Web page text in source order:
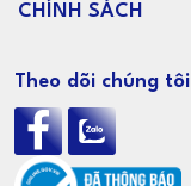
CHÍNH SÁCH
Theo dõi chúng tôi